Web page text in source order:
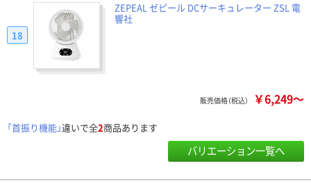
ZEPEAL ゼピール DCサーキュレーター ZSL 電
響社
18
販売価格（税込） ￥6,249～
「首振り機能」違いで全2商品あります
バリエーション一覧へ